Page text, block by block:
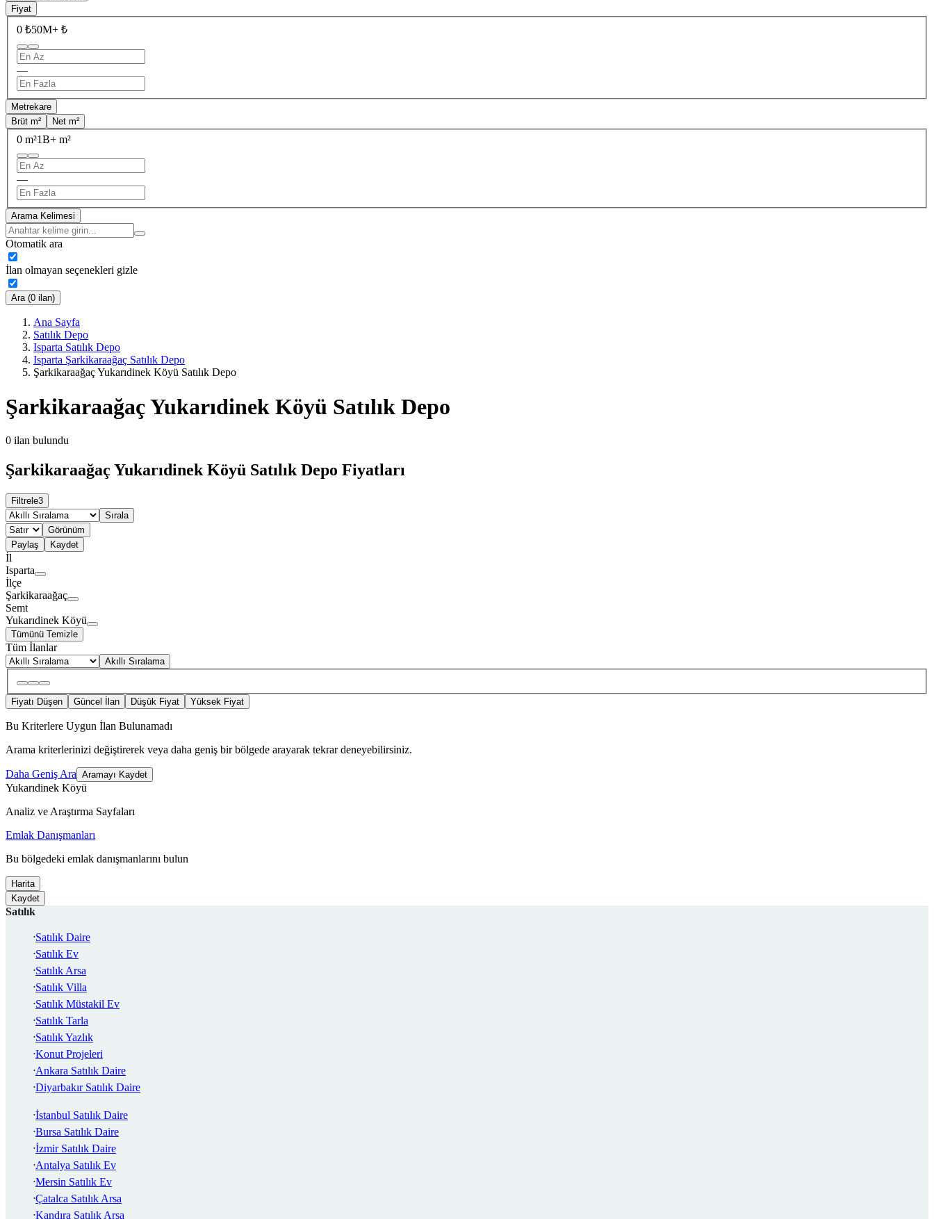
Fiyat
0 ₺50M+ ₺
—
Metrekare
Brüt m²
Net m²
0 m²1B+ m²
—
Arama Kelimesi
Otomatik ara
İlan olmayan seçenekleri gizle
Ara (0 ilan)
Ana Sayfa
Satılık Depo
Isparta Satılık Depo
Isparta Şarkikaraağaç Satılık Depo
Şarkikaraağaç Yukarıdinek Köyü Satılık Depo
Şarkikaraağaç Yukarıdinek Köyü Satılık Depo
0 ilan bulundu
Şarkikaraağaç Yukarıdinek Köyü Satılık Depo Fiyatları
Filtrele3
Sırala
Görünüm
Paylaş
Kaydet
İl
Isparta
İlçe
Şarkikaraağaç
Semt
Yukarıdinek Köyü
Tümünü Temizle
Tüm İlanlar
Akıllı Sıralama
Fiyatı Düşen Güncel İlan Düşük Fiyat Yüksek Fiyat
Bu Kriterlere Uygun İlan Bulunamadı
Arama kriterlerinizi değiştirerek veya daha geniş bir bölgede arayarak tekrar deneyebilirsiniz.
Daha Geniş Ara Aramayı Kaydet
Yukarıdinek Köyü
Analiz ve Araştırma Sayfaları
Emlak Danışmanları
Bu bölgedeki emlak danışmanlarını bulun
Harita
Kaydet
Satılık
Satılık Daire
Satılık Ev
Satılık Arsa
Satılık Villa
Satılık Müstakil Ev
Satılık Tarla
Satılık Yazlık
Konut Projeleri
Ankara Satılık Daire
Diyarbakır Satılık Daire
İstanbul Satılık Daire
Bursa Satılık Daire
İzmir Satılık Daire
Antalya Satılık Ev
Mersin Satılık Ev
Çatalca Satılık Arsa
Kandıra Satılık Arsa